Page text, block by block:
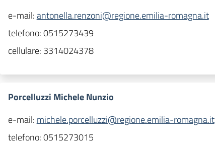
e-mail:antonella.renzoni@regione.emilia-romagna.it
telefono:0515273439
cellulare: 3314024378
Porcelluzzi Michele Nunzio
e-mail: michele.porcelluzzi@regione.emilia-romagna.it
telefono:0515273015